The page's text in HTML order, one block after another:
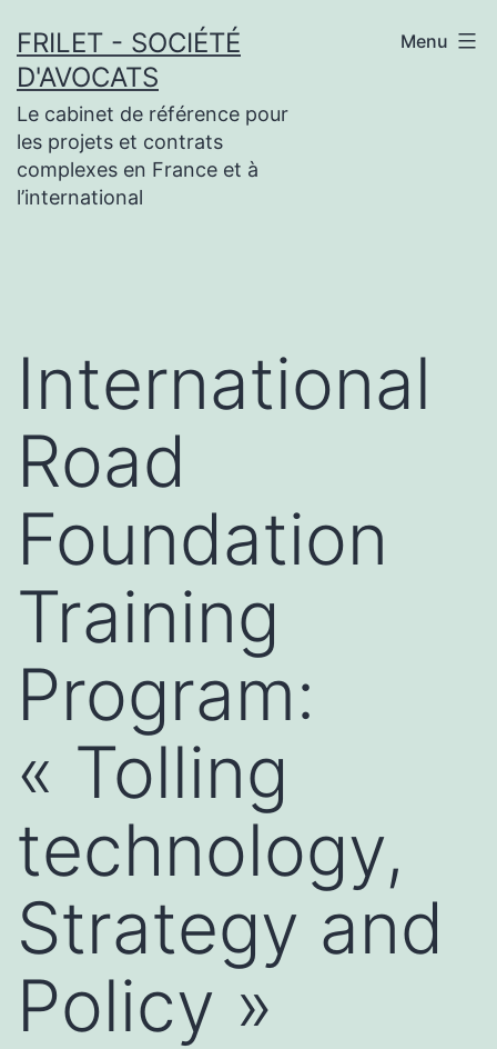
au
contenu
FRILET - SOCIÉTÉ
D'AVOCATS
Le cabinet de référence pour
les projets et contrats
complexes en France et à
l’international
Menu
International
Road
Foundation
Training
Program:
« Tolling
technology,
Strategy and
Policy »